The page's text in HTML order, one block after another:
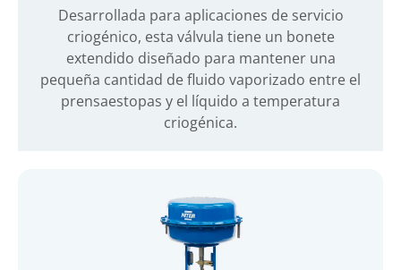
Desarrollada para aplicaciones de servicio
criogénico, esta válvula tiene un bonete
extendido diseñado para mantener una
pequeña cantidad de fluido vaporizado entre el
prensaestopas y el líquido a temperatura
criogénica.